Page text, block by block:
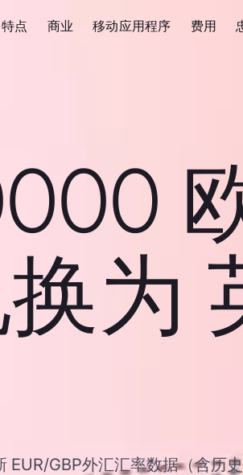
特点 商业 移动应用程序 费用
为
EUR/GBP外汇汇率数据（含历